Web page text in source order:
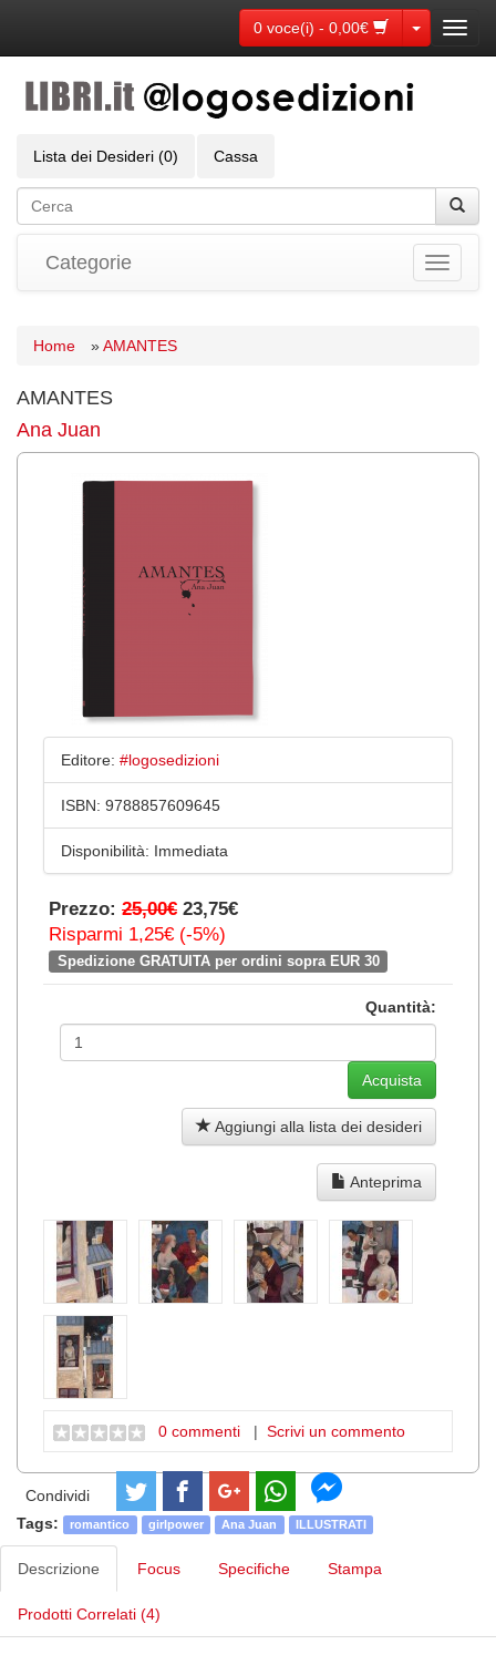
0 voce(i) - 0,00€ Toggle
Lista dei Desideri (0) Cassa
Toggle
Categorie
Home »AMANTES
AMANTES
Ana Juan
Editore: #logosedizioni
ISBN: 9788857609645
Disponibilità: Immediata
Prezzo: 25,00€ 23,75€
Risparmi 1,25€ (-5%)
Spedizione GRATUITA per ordini sopra EUR 30
Quantità:
Aggiungi alla lista dei desideri
Anteprima
0 commenti | Scrivi un commento
Condividi
Tags:
romantico girlpower Ana Juan ILLUSTRATI
Descrizione Focus Specifiche Stampa
Prodotti Correlati (4)